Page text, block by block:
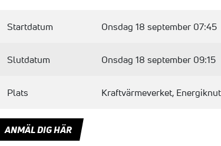
Startdatum Onsdag 18 september 07:45
Slutdatum Onsdag 18 september 09:15
Plats Kraftvärmeverket,
ANMÄL DIG HÄR